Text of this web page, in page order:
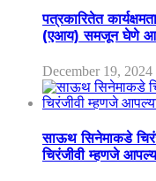
पत्रकारितेत
(एआय) समजून घेणे
December 19, 2024
साऊथ सिनेमाकडे
चिरंजीवी म्हणजे